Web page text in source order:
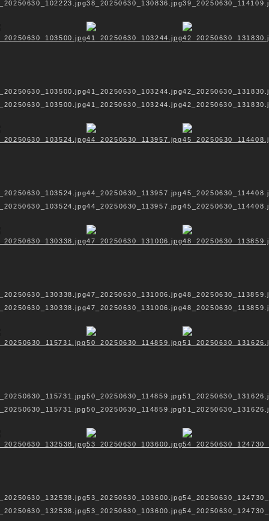
die verschiedenen Ausdrucksformen der
Instrument der Trennung, der Unterschiede.
Spektralfarben in sich enthält.
38_20250630_130836.jpg
41_20250630_103244.jpg
41_20250630_103244.jpg
44_20250630_113957.jpg
44_20250630_113957.jpg
47_20250630_131006.jpg
47_20250630_131006.jpg
50_20250630_114859.jpg
50_20250630_114859.jpg
53_20250630_103600.jpg
53_20250630_103600.jpg